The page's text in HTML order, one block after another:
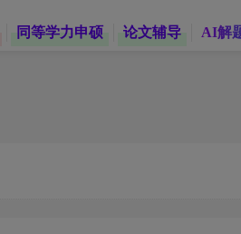
同等学力申硕 论文辅导 AI解